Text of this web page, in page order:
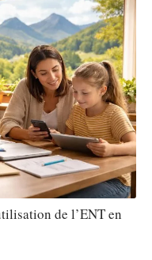
de l’ENT en